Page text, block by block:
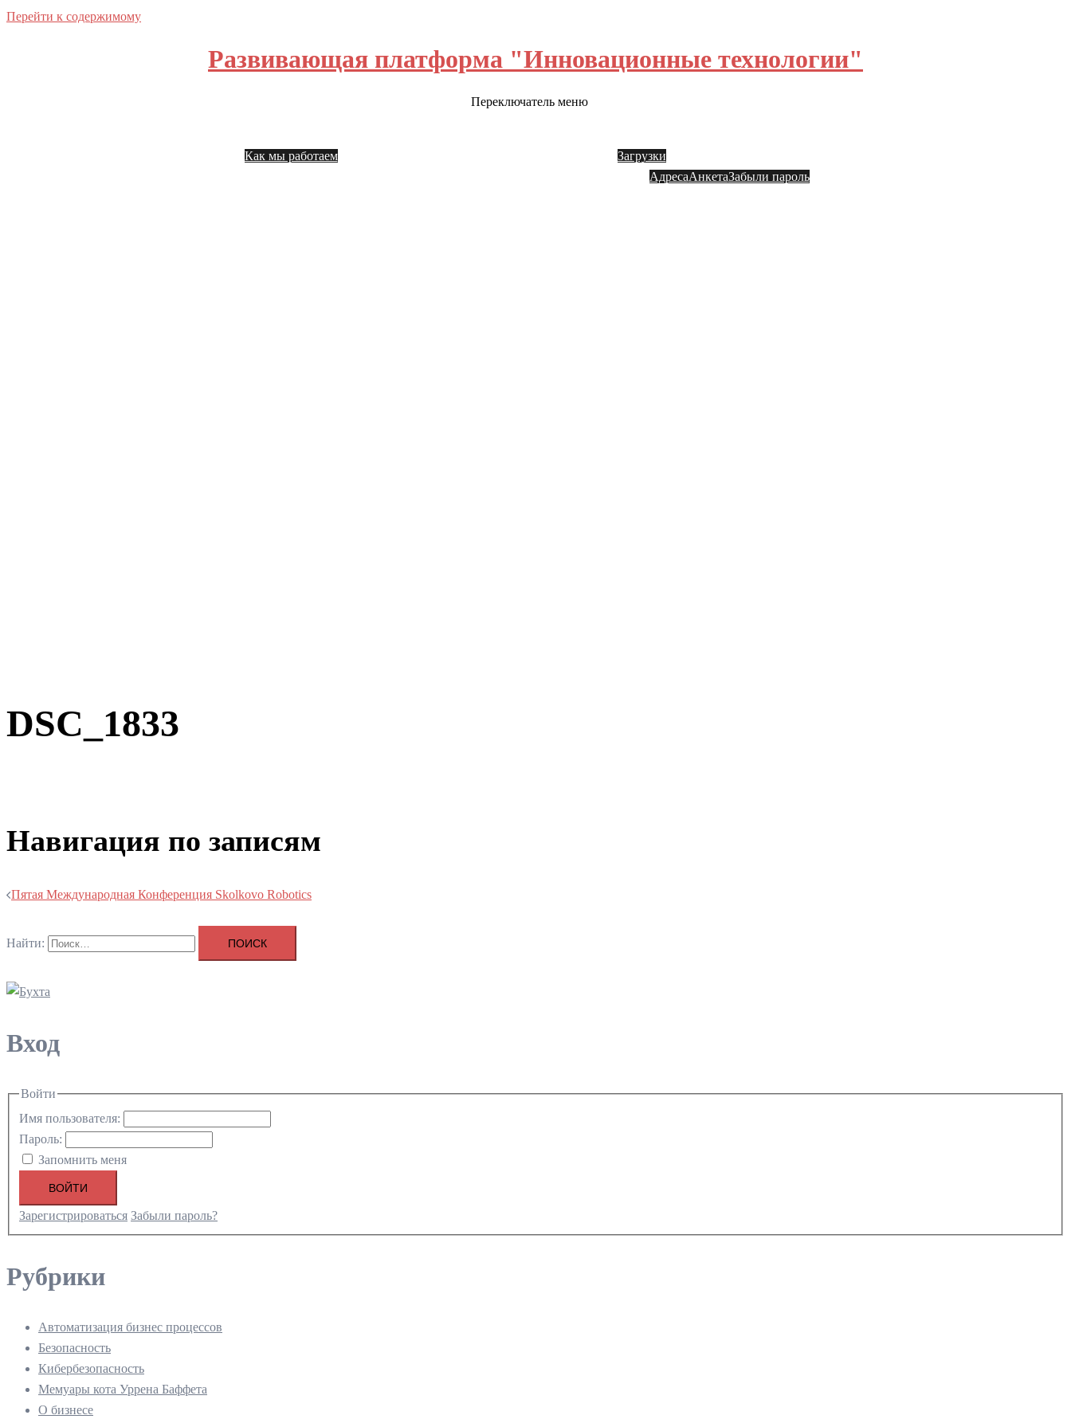
Перейти к содержимому
Развивающая платформа "Инновационные технологии"
Переключатель меню
Как мы работаем
Загрузки
АдресаАнкетаЗабыли пароль
DSC_1833
Навигация по записям
Пятая Международная Конференция Skolkovo Robotics
Найти:
Вход
Войти
Имя пользователя:
Пароль:
Запомнить меня
ВОЙТИ
Зарегистрироваться Забыли пароль?
Рубрики
Автоматизация бизнес процессов
Безопасность
Кибербезопасность
Мемуары кота Уррена Баффета
О бизнесе